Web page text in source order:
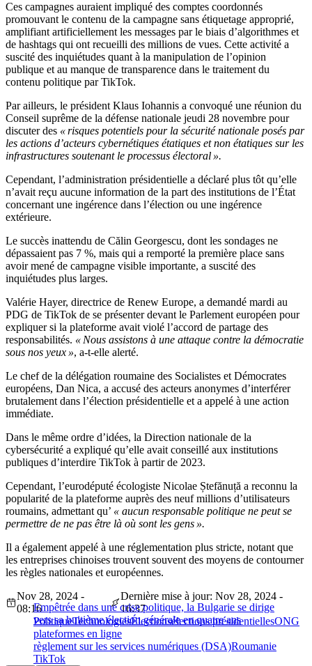
Ces campagnes auraient impliqué des comptes coordonnés
promouvant le contenu de la campagne sans étiquetage approprié,
amplifiant artificiellement les messages par le biais d’algorithmes et
de hashtags qui ont recueilli des millions de vues. Cette activité a
suscité des inquiétudes quant à la manipulation de l’opinion
publique et au manque de transparence dans le traitement du
contenu politique par TikTok.
Par ailleurs, le président Klaus Iohannis a convoqué une réunion du
Conseil suprême de la défense nationale jeudi 28 novembre pour
discuter des « risques potentiels pour la sécurité nationale posés par
les actions d’acteurs cybernétiques étatiques et non étatiques sur les
infrastructures soutenant le processus électoral ».
Cependant, l’administration présidentielle a déclaré plus tôt qu’elle
n’avait reçu aucune information de la part des institutions de l’État
concernant une ingérence dans l’élection ou une ingérence
extérieure.
Le succès inattendu de Călin Georgescu, dont les sondages ne
dépassaient pas 7 %, mais qui a remporté la première place sans
avoir mené de campagne visible importante, a suscité des
inquiétudes plus larges.
Valérie Hayer, directrice de Renew Europe, a demandé mardi au
PDG de TikTok de se présenter devant le Parlement européen pour
expliquer si la plateforme avait violé l’accord de partage des
responsabilités. « Nous assistons à une attaque contre la démocratie
sous nos yeux », a-t-elle alerté.
Le chef de la délégation roumaine des Socialistes et Démocrates
européens, Dan Nica, a accusé des acteurs anonymes d’interférer
brutalement dans l’élection présidentielle et a appelé à une action
immédiate.
Dans le même ordre d’idées, la Direction nationale de la
cybersécurité a expliqué qu’elle avait conseillé aux institutions
publiques d’interdire TikTok à partir de 2023.
Cependant, l’eurodéputé écologiste Nicolae Ștefănuță a reconnu la
popularité de la plateforme auprès des neuf millions d’utilisateurs
roumains, admettant qu’ « aucun responsable politique ne peut se
permettre de ne pas être là où sont les gens ».
Il a également appelé à une réglementation plus stricte, notant que
les entreprises chinoises trouvent souvent des moyens de contourner
les règles nationales et européennes.
Empêtrée dans une crise politique, la Bulgarie se dirige
vers sa huitième élection générale en quatre ans
Nov 28, 2024 -
08:16
Dernière mise à jour: Nov 28, 2024 -
16:37
PolitiqueTechnologiesÉlectionsélections présidentiellesONG
plateformes en ligne
règlement sur les services numériques (DSA)Roumanie
TikTok